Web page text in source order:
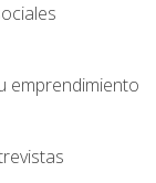
emprendimiento